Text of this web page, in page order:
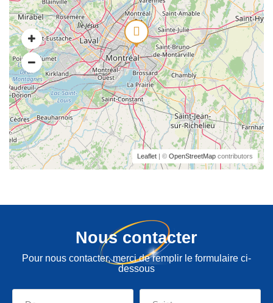
Leaflet | © OpenStreetMap contributors
Nous contacter
Pour nous contacter, merci de remplir le formulaire ci-
dessous